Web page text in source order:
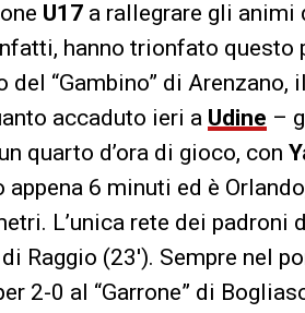
U17 a rallegrare gli animi
hanno trionfato questo
del “Gambino” di
accaduto ieri a Udine –
quarto d’ora di gioco, con
appena 6 minuti ed è
L’unica rete dei
Raggio (23′). Sempre nel
2-0 al “Garrone” di